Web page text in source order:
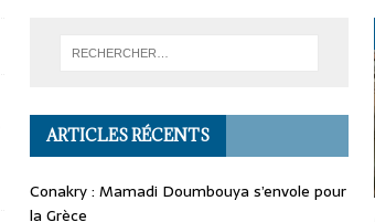
ARTICLES RÉCENTS
Conakry : Mamadi Doumbouya s’envole pour
la Grèce